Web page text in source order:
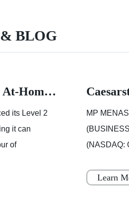
BLOG
Lucid Releases Pricey At-Home Wall Charger
its Level 2
it can
of
MP
(NASDAQ:
calidad,
Learn